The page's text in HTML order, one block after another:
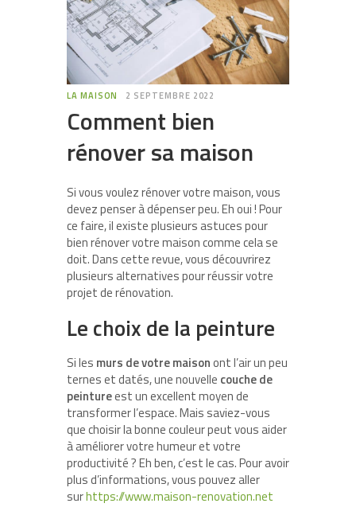
LA MAISON 2 SEPTEMBRE 2022
Comment bien
rénover sa maison
Si vous voulez rénover votre maison, vous
devez penser à dépenser peu. Eh oui ! Pour
ce faire, il existe plusieurs astuces pour
bien rénover votre maison comme cela se
doit. Dans cette revue, vous découvrirez
plusieurs alternatives pour réussir votre
projet de rénovation.
Le choix de la peinture
Si les murs de votre maisonont l’air un peu
ternes et datés, une nouvelle couche de
peintureest un excellent moyen de
transformer l’espace. Mais saviez-vous
que choisir la bonne couleur peut vous aider
à améliorer votre humeur et votre
productivité ? Eh ben, c’est le cas. Pour avoir
plus d’informations, vous pouvez aller
surhttps://www.maison-renovation.net